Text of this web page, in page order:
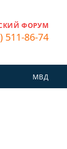
ФОРУМ
511-86-74
МВД